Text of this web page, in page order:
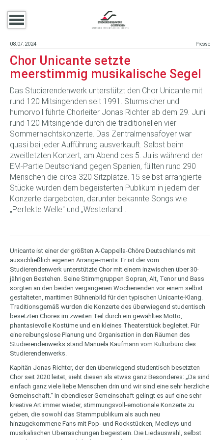
08.07.2024 Presse
Chor Unicante setzte
meerstimmig musikalische Segel
Das Studierendenwerk unterstützt den Chor Unicante mit
rund 120 Mitsingenden seit 1991. Sturmsicher und
humorvoll führte Chorleiter Jonas Richter ab dem 29. Juni
rund 120 Mitsingende durch die traditionellen vier
Sommernachtskonzerte. Das Zentralmensafoyer war
quasi bei jeder Aufführung ausverkauft. Selbst beim
zweitletzten Konzert, am Abend des 5. Julis während der
EM-Partie Deutschland gegen Spanien, füllten rund 290
Menschen die circa 320 Sitzplätze. 15 selbst arrangierte
Stücke wurden dem begeisterten Publikum in jedem der
Konzerte dargeboten, darunter bekannte Songs wie
„Perfekte Welle" und „Westerland".
Unicante ist einer der größten A-Cappella-Chöre Deutschlands mit
ausschließlich eigenen Arrange-ments. Er ist der vom
Studierendenwerk unterstützte Chor mit einem inzwischen über 30-
jährigen Bestehen. Seine Stimmgruppen Sopran, Alt, Tenor und Bass
sorgten an den beiden vergangenen Wochenenden vor einem selbst
gestalteten, maritimen Bühnenbild für den typischen Unicante-Klang.
Traditionsgemäß wurden die Konzerte des überwiegend studentisch
besetzten Chores im zweiten Teil durch ein gewähltes Motto,
phantasievolle Kostüme und ein kleines Theaterstück begleitet. Für
eine reibungslose Planung und Organisation in den Räumen des
Studierendenwerks stand Manuela Kaufmann vom Kulturbüro des
Studierendenwerks.
Kapitän Jonas Richter, der den überwiegend studentisch besetzten
Chor seit 2020 leitet, sieht diesen als etwas ganz Besonderes: „Da sind
einfach ganz viele liebe Menschen drin und wir sind eine sehr herzliche
Gemeinschaft.“ In ebendieser Gemeinschaft gelingt es auf eine sehr
kreative Art immer wieder, stimmungsvoll-emotionale Konzerte zu
geben, die sowohl das Stammpublikum als auch neu
hinzugekommene Fans mit Pop- und Rockstücken, Medleys und
musikalischen Überraschungen begeistern. Die Liedauswahl, selbst